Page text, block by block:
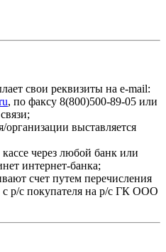
свои реквизиты на e-mail:
, по факсу 8(800)500-89-05 или
выставляется
через любой банк или
интернет-банка;
счет путем перечисления
с р/с покупателя на р/с ГК ООО